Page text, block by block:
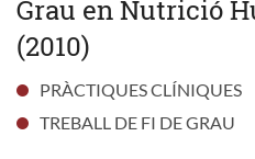
Grau en Nutrició
(2010)
PRÀCTIQUES CLÍNIQUES
TREBALL DE FI DE GRAU